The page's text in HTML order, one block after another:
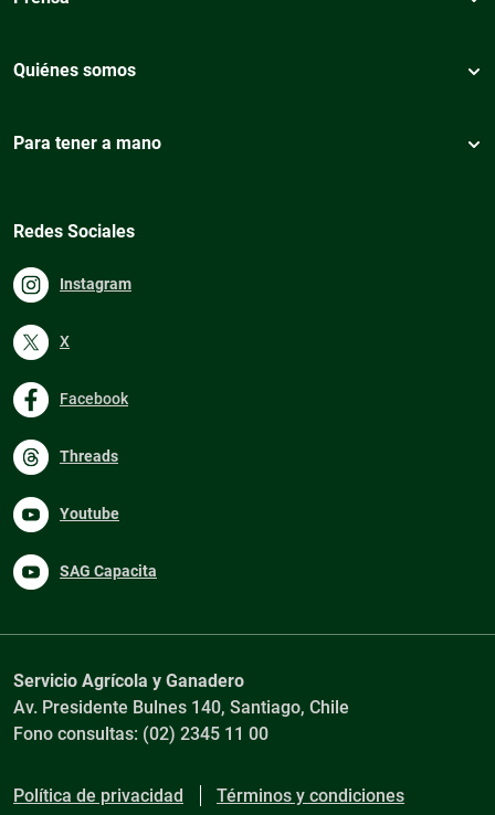
Quiénes somos
Para tener a mano
Redes Sociales
Instagram
X
Facebook
Threads
Youtube
SAG Capacita
Servicio Agrícola y Ganadero
Av. Presidente Bulnes 140, Santiago, Chile
Fono consultas: (02) 2345 11 00
Política de privacidad Términos y condiciones